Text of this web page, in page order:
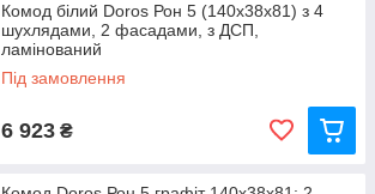
Комод білий Doros Рон 5 (140х38х81) з 4
шухлядами, 2 фасадами, з ДСП,
ламінований
Під замовлення
6 923 ₴